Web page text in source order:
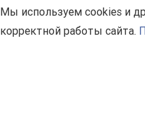
Мы используем cookies и
корректной работы сайта.